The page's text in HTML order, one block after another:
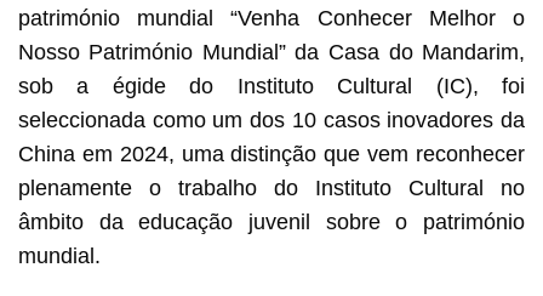
património mundial “Venha Conhecer Melhor o
Nosso Património Mundial” da Casa do Mandarim,
sob a égide do Instituto Cultural (IC), foi
seleccionada como um dos 10 casos inovadores da
China em 2024, uma distinção que vem reconhecer
plenamente o trabalho do Instituto Cultural no
âmbito da educação juvenil sobre o património
mundial.